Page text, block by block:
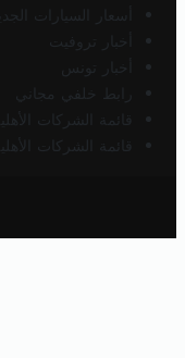
أسعار السيارات
أخبار تروفيت
أخبار تونس
رابط خلفي مجاني
قائمة الشركات
قائمة الشركات